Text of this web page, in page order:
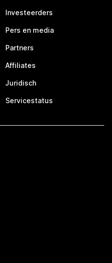
Investeerders
Pers en media
Partners
Affiliates
Juridisch
Servicestatus